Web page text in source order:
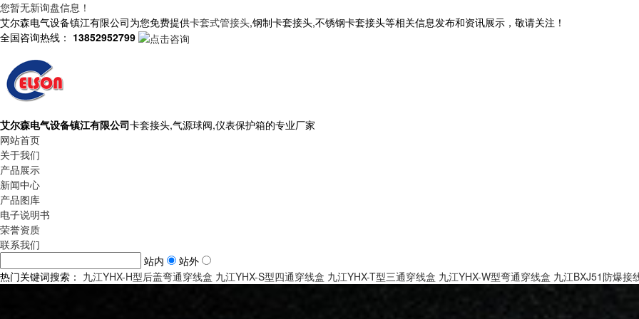
您暂无新询盘信息！
艾尔森电气设备镇江有限公司为您免费提供卡套式管接头,钢制卡套接头,不锈钢卡套接头等相关信息发布和资讯展示，敬请关注！
全国咨询热线： 13852952799
艾尔森电气设备镇江有限公司卡套接头,气源球阀,仪表保护箱的专业厂家
网站首页
关于我们
产品展示
新闻中心
产品图库
电子说明书
荣誉资质
联系我们
站内
站外
热门关键词搜索： 九江YHX-H型后盖弯通穿线盒 九江YHX-S型四通穿线盒 九江YHX-T型三通穿线盒 九江YHX-W型弯通穿线盒 九江BXJ51防爆接